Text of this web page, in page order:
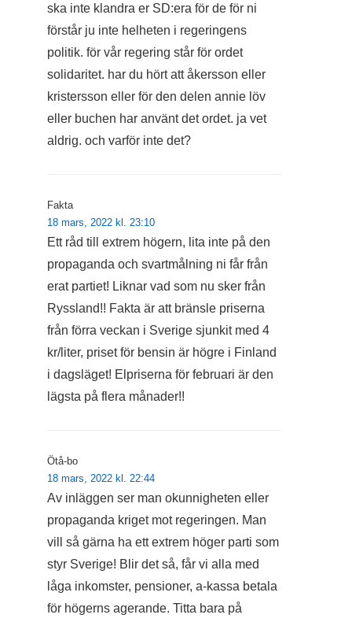
ska inte klandra er SD:era för de för ni
förstår ju inte helheten i regeringens
politik. för vår regering står för ordet
solidaritet. har du hört att åkersson eller
kristersson eller för den delen annie löv
eller buchen har använt det ordet. ja vet
aldrig. och varför inte det?
Fakta
18 mars, 2022 kl. 23:10
Ett råd till extrem högern, lita inte på den
propaganda och svartmålning ni får från
erat partiet! Liknar vad som nu sker från
Ryssland!! Fakta är att bränsle priserna
från förra veckan i Sverige sjunkit med 4
kr/liter, priset för bensin är högre i Finland
i dagsläget! Elpriserna för februari är den
lägsta på flera månader!!
Ötå-bo
18 mars, 2022 kl. 22:44
Av inläggen ser man okunnigheten eller
propaganda kriget mot regeringen. Man
vill så gärna ha ett extrem höger parti som
styr Sverige! Blir det så, får vi alla med
låga inkomster, pensioner, a-kassa betala
för högerns agerande. Titta bara på